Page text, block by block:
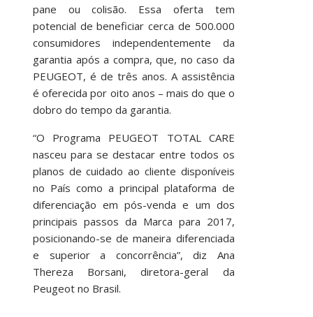
pane ou colisão. Essa oferta tem
potencial de beneficiar cerca de 500.000
consumidores independentemente da
garantia após a compra, que, no caso da
PEUGEOT, é de três anos. A assistência
é oferecida por oito anos – mais do que o
dobro do tempo da garantia.
“O Programa PEUGEOT TOTAL CARE
nasceu para se destacar entre todos os
planos de cuidado ao cliente disponíveis
no País como a principal plataforma de
diferenciação em pós-venda e um dos
principais passos da Marca para 2017,
posicionando-se de maneira diferenciada
e superior a concorrência”, diz Ana
Thereza Borsani, diretora-geral da
Peugeot no Brasil.